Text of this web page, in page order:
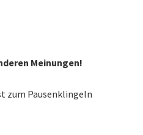
Meinungen!
zum Pausenklingeln